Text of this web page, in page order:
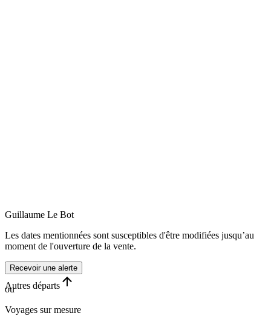
Guillaume Le Bot
Les dates mentionnées sont susceptibles d'être modifiées jusqu’au
moment de l'ouverture de la vente.
Recevoir une alerte
Autres départs
ou
Voyages sur mesure